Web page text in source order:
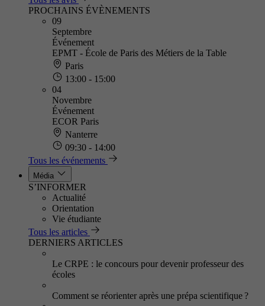
PROCHAINS ÉVÈNEMENTS
09
Septembre
Événement
EPMT - École de Paris des Métiers de la Table
Paris
13:00 - 15:00
04
Novembre
Événement
ECOR Paris
Nanterre
09:30 - 14:00
Tous les événements
Média
S’INFORMER
Actualité
Orientation
Vie étudiante
Tous les articles
DERNIERS ARTICLES
Le CRPE : le concours pour devenir professeur des
écoles
Comment se réorienter après une prépa scientifique ?